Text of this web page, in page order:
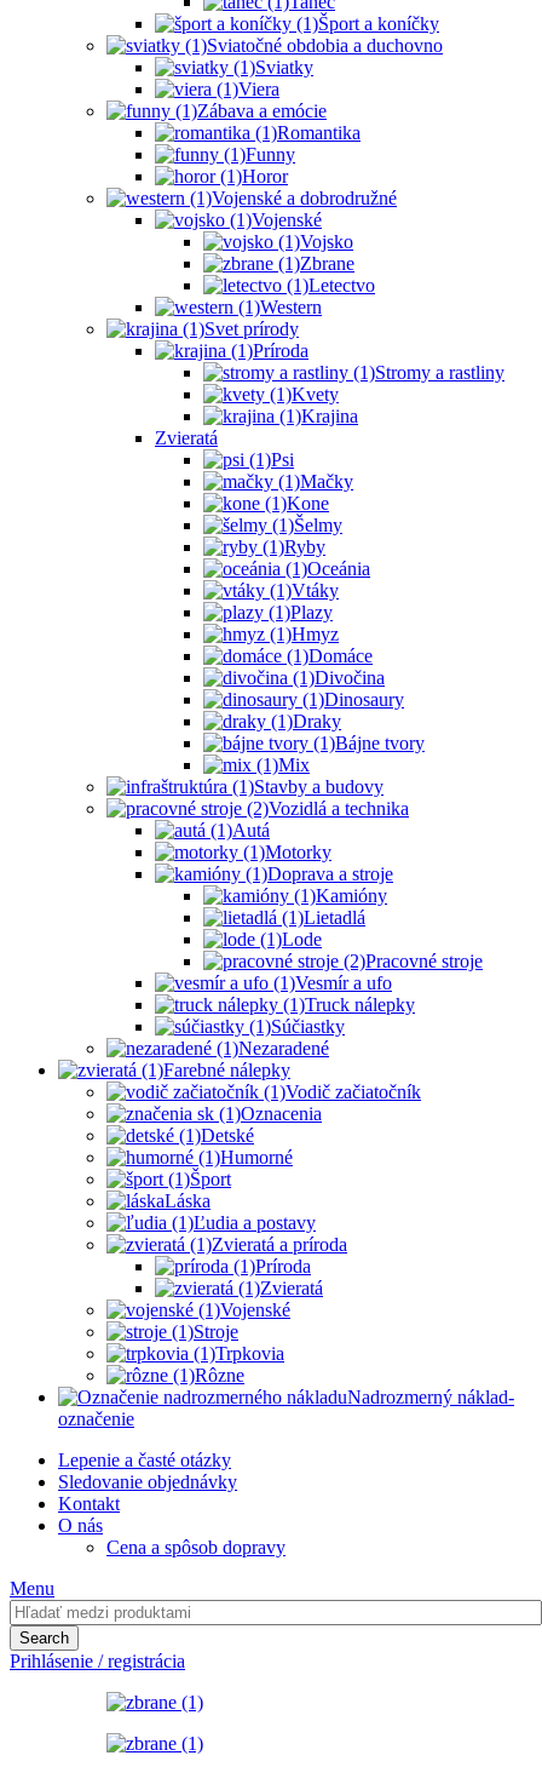
Šport a koníčky
Sviatočné obdobia a duchovno
Sviatky
Viera
Zábava a emócie
Romantika
Funny
Horor
Vojenské a dobrodružné
Vojenské
Vojsko
Zbrane
Letectvo
Western
Svet prírody
Príroda
Stromy a rastliny
Kvety
Krajina
Zvieratá
Psi
Mačky
Kone
Šelmy
Ryby
Oceánia
Vtáky
Plazy
Hmyz
Domáce
Divočina
Dinosaury
Draky
Bájne tvory
Mix
Stavby a budovy
Vozidlá a technika
Autá
Motorky
Doprava a stroje
Kamióny
Lietadlá
Lode
Pracovné stroje
Vesmír a ufo
Truck nálepky
Súčiastky
Nezaradené
Farebné nálepky
Vodič začiatočník
Oznacenia
Detské
Humorné
Šport
Láska
Ľudia a postavy
Zvieratá a príroda
Príroda
Zvieratá
Vojenské
Stroje
Trpkovia
Rôzne
Nadrozmerný náklad-
označenie
Lepenie a časté otázky
Sledovanie objednávky
Kontakt
O nás
Cena a spôsob dopravy
Menu
Search
Prihlásenie / registrácia